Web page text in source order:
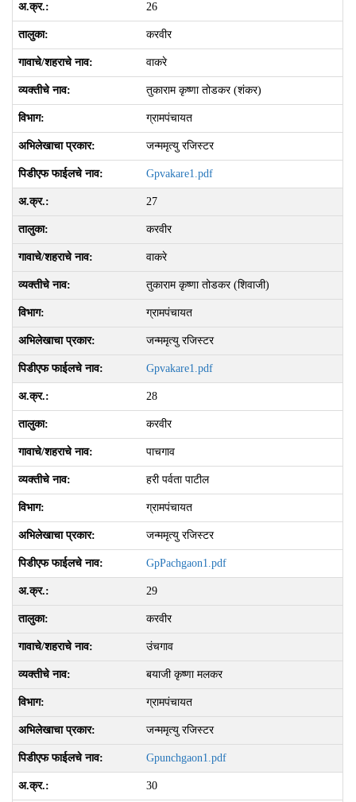
26
करवीर
वाकरे
तुकाराम कृष्णा तोडकर (शंकर)
ग्रामपंचायत
जन्ममृत्यु रजिस्टर
Gpvakare1.pdf
27
करवीर
वाकरे
तुकाराम कृष्णा तोडकर (शिवाजी)
ग्रामपंचायत
जन्ममृत्यु रजिस्टर
Gpvakare1.pdf
28
करवीर
पाचगाव
हरी पर्वता पाटील
ग्रामपंचायत
जन्ममृत्यु रजिस्टर
GpPachgaon1.pdf
29
करवीर
उंचगाव
बयाजी कृष्णा मलकर
ग्रामपंचायत
जन्ममृत्यु रजिस्टर
Gpunchgaon1.pdf
30